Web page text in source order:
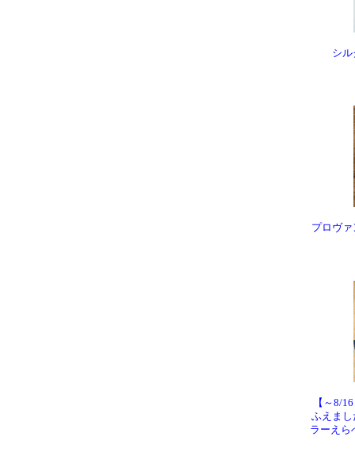
シ
プロヴ
【～8/
ふえま
ラーえら